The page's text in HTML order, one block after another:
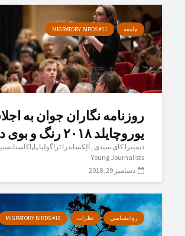
جامعه MIGRATORY BIRDS #11
روزنامە نگاران جوان بە
یوروچایلد ٢٠١٨ رنگ و بوی دیگری...
دیمیترا کای سیدی اَلِکساندرا تَراگولیا
Young Journalists
دسامبر 29, 2018
روانشناسی نظرات MIGRATORY BIRDS #10